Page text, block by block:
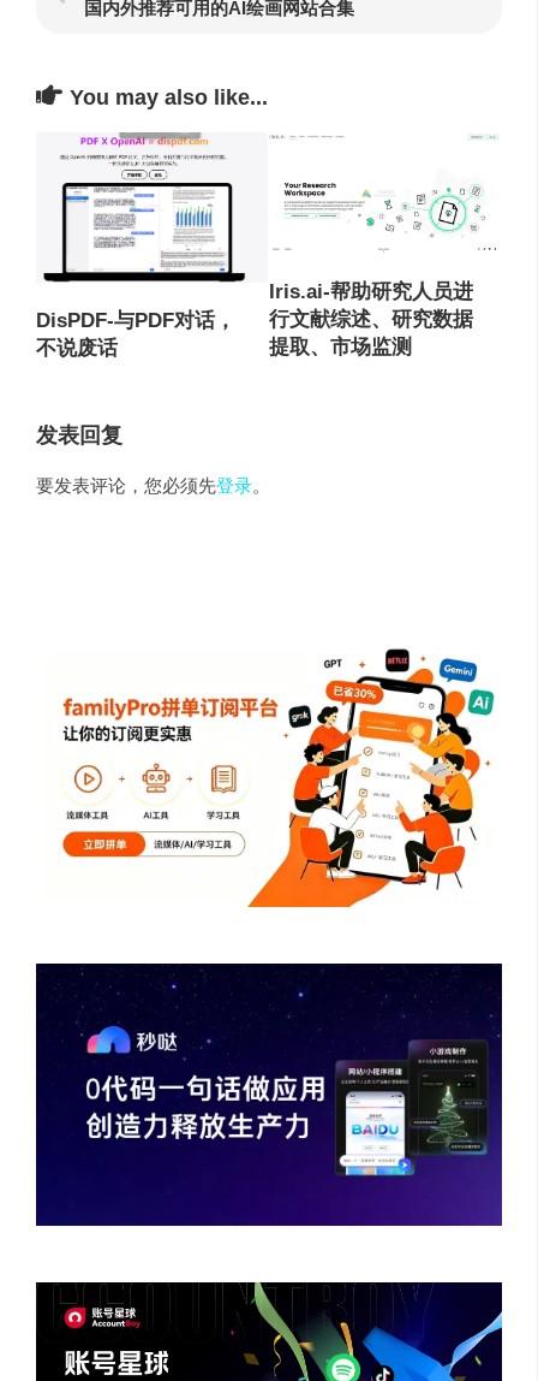
国内外推荐可用的AI绘画网站合集
You may also like...
DisPDF-与PDF对话，
不说废话
Iris.ai-帮助研究人员进
行文献综述、研究数据
提取、市场监测
发表回复
要发表评论，您必须先登录。